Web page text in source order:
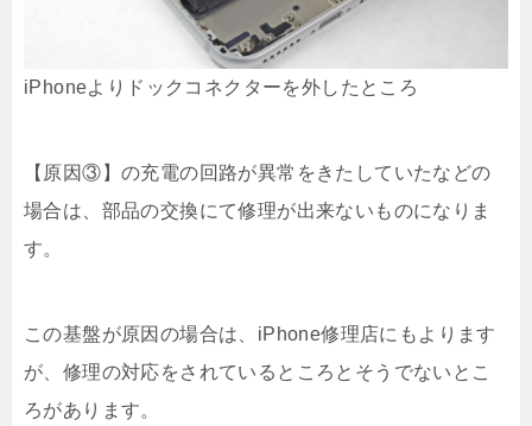
iPhoneよりドックコネクターを外したところ
【原因③】の充電の回路が異常をきたしていたなどの
場合は、部品の交換にて修理が出来ないものになりま
す。
この基盤が原因の場合は、iPhone修理店にもよります
が、修理の対応をされているところとそうでないとこ
ろがあります。